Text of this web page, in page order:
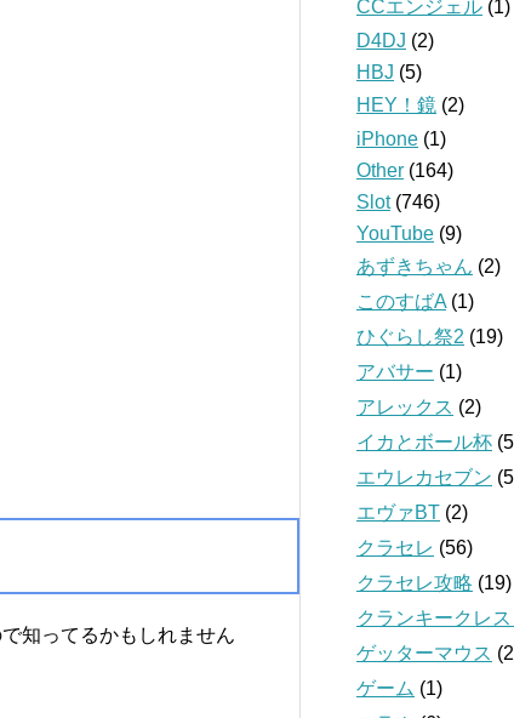
知ってるかもしれません
CCエンジェル (1)
D4DJ (2)
HBJ (5)
HEY！鏡 (2)
iPhone (1)
Other (164)
Slot(746)
YouTube (9)
あずきちゃん (2)
このすばA (1)
ひぐらし祭2 (19)
アバサー (1)
アレックス (2)
イカとボール杯
エウレカセブン
エヴァBT (2)
クラセレ (56)
クラセレ攻略 (19)
クランキークレス
ゲッターマウス
ゲーム (1)